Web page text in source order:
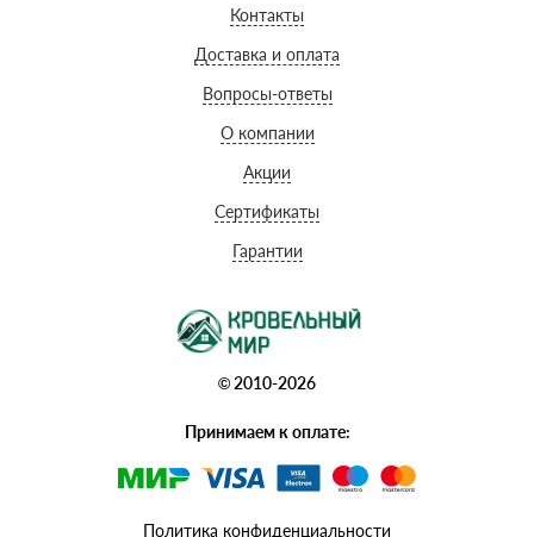
Контакты
Доставка и оплата
Вопросы-ответы
О компании
Акции
Сертификаты
Гарантии
© 2010-2026
Принимаем к оплате:
Политика конфиденциальности